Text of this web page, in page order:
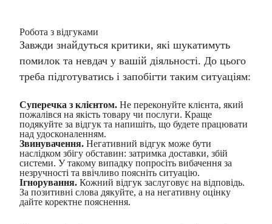
Робота з відгуками
Завжди знайдуться критики, які шукатимуть
помилок та невдач у вашій діяльності. До цього
треба підготуватись і запобігти таким ситуаціям:
Суперечка з клієнтом. Не переконуйте клієнта, який
пожалівся на якість товару чи послуги. Краще
подякуйте за відгук та напишіть, що будете працювати
над удосконаленням.
Звинувачення. Негативний відгук може бути
наслідком збігу обставин: затримка доставки, збій
системи. У такому випадку попросіть вибачення за
незручності та ввічливо поясніть ситуацію.
Ігнорування. Кожний відгук заслуговує на відповідь.
За позитивні слова дякуйте, а на негативну оцінку
дайте коректне пояснення.